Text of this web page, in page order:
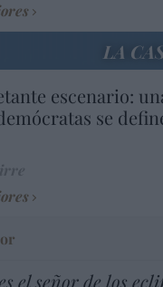
LA
escenario:
se
el señor de los